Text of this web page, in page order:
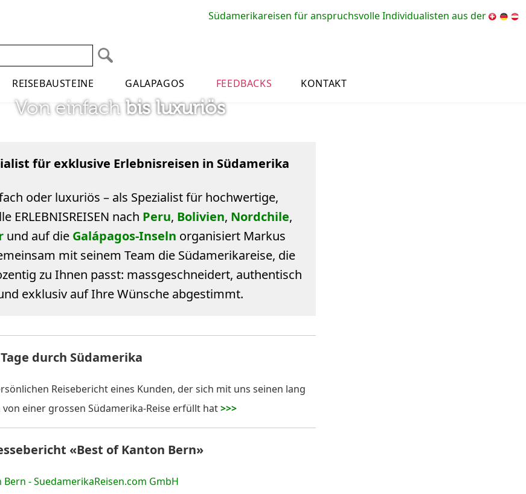
Südamerikareisen für anspruchsvolle Individualisten aus der
REISEBAUSTEINE GALAPAGOS FEEDBACKS KONTAKT
Von einfachbis luxuriös
für exklusive Erlebnisreisen in Südamerika
oder luxuriös – als Spezialist für hochwertige,
ERLEBNISREISEN nach Peru, Bolivien, Nordchile,
und auf die Galápagos-Inseln organisiert Markus
mit seinem Team die Südamerikareise, die
zu Ihnen passt: massgeschneidert, authentisch
exklusiv auf Ihre Wünsche abgestimmt.
Tage durch Südamerika
Reisebericht eines Kunden, der sich mit uns seinen lang
einer grossen Südamerika-Reise erfüllt hat>>>
«Best of Kanton Bern»